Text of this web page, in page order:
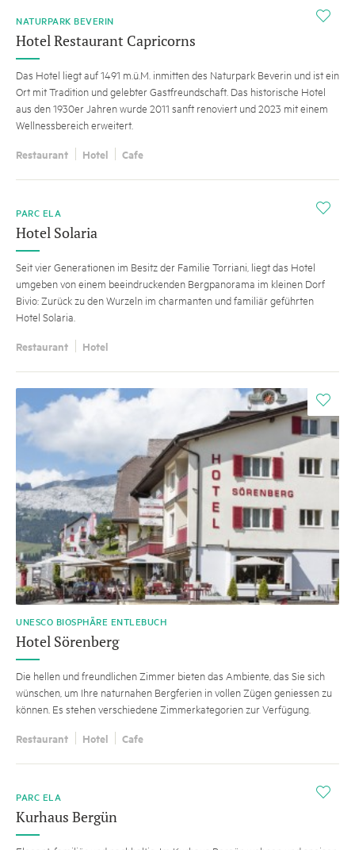
i
NATURPARK BEVERIN
Hotel Restaurant Capricorns
Das Hotel liegt auf 1491 m.ü.M. inmitten des Naturpark Beverin und ist ein
Ort mit Tradition und gelebter Gastfreundschaft. Das historische Hotel
aus den 1930er Jahren wurde 2011 sanft renoviert und 2023 mit einem
Wellnessbereich erweitert.
Restaurant Hotel Cafe
i
PARC ELA
Hotel Solaria
Seit vier Generationen im Besitz der Familie Torriani, liegt das Hotel
umgeben von einem beeindruckenden Bergpanorama im kleinen Dorf
Bivio: Zurück zu den Wurzeln im charmanten und familiär geführten
Hotel Solaria.
Restaurant Hotel
i
UNESCO BIOSPHÄRE ENTLEBUCH
Hotel Sörenberg
Die hellen und freundlichen Zimmer bieten das Ambiente, das Sie sich
wünschen, um Ihre naturnahen Bergferien in vollen Zügen geniessen zu
können. Es stehen verschiedene Zimmerkategorien zur Verfügung.
Restaurant Hotel Cafe
i
PARC ELA
Kurhaus Bergün